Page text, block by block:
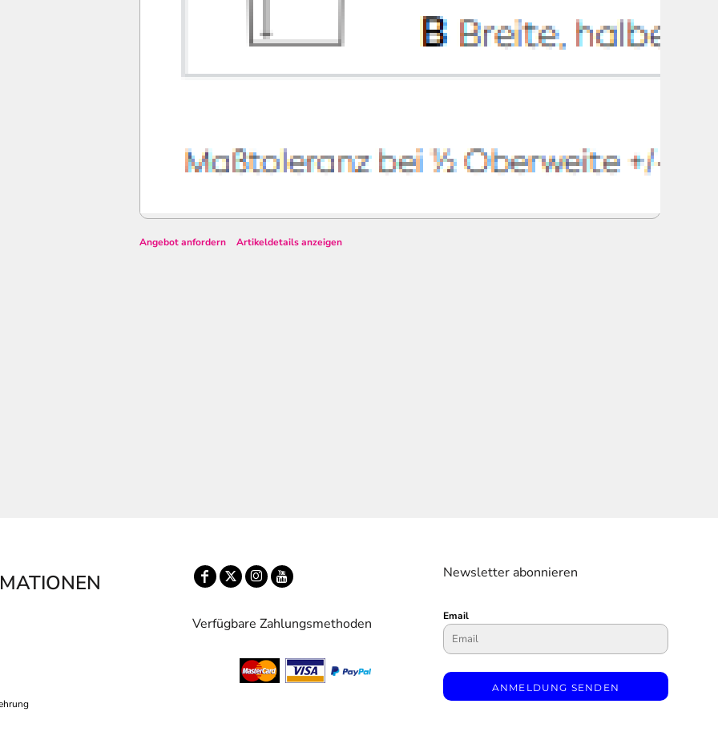
Angebot anfordern Artikeldetails anzeigen
Verfügbare Zahlungsmethoden
Newsletter abonnieren
Email
ANMELDUNG SENDEN